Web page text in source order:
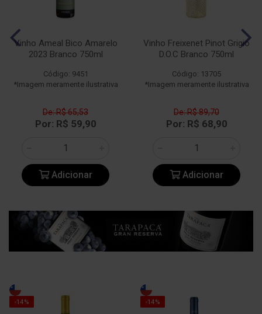
Vinho Ameal Bico Amarelo
2023 Branco 750ml
Código: 9451
*Imagem meramente ilustrativa
De: R$ 65,53
Por: R$ 59,90
Adicionar
Vinho Freixenet Pinot Grigio
D.O.C Branco 750ml
Código: 13705
*Imagem meramente ilustrativa
De: R$ 89,70
Por: R$ 68,90
Adicionar
-14% -14%